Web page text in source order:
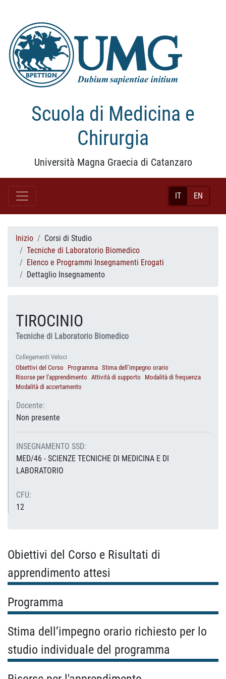
Scuola di Medicina e
Chirurgia
Università Magna Graecia di Catanzaro
IT EN
Inizio
Corsi di Studio
Tecniche di Laboratorio Biomedico
Elenco e Programmi Insegnamenti Erogati
Dettaglio Insegnamento
TIROCINIO
Tecniche di Laboratorio Biomedico
Collegamenti Veloci
Obiettivi del Corso
Programma Stima dell’impegno orario
Risorse per l'apprendimento Attività di supporto
Modalità di frequenza
Modalità di accertamento
Docente:
Non presente
INSEGNAMENTO SSD:
MED/46 - SCIENZE TECNICHE DI MEDICINA E DI
LABORATORIO
CFU:
12
Obiettivi del Corso e Risultati di
apprendimento attesi
Programma
Stima dell’impegno orario richiesto per lo
studio individuale del programma